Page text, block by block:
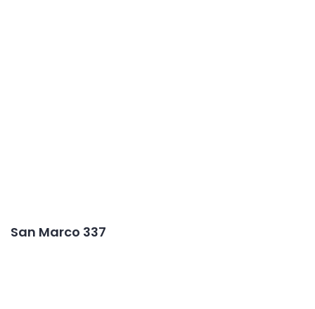
San Marco 337